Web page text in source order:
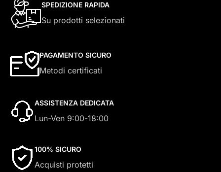
SPEDIZIONE RAPIDA
Su prodotti selezionati
PAGAMENTO SICURO
Metodi certificati
ASSISTENZA DEDICATA
Lun-Ven 9:00-18:00
100% SICURO
Acquisti protetti